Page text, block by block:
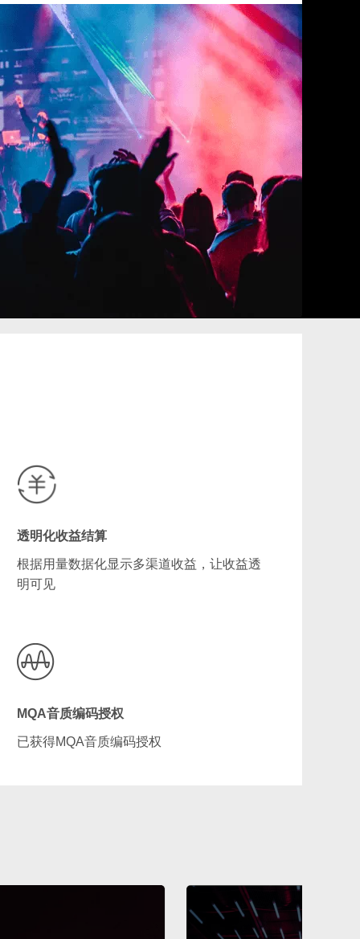
透明化收益结算
根据用量数据化显示多渠道收益，让收益透
明可见
MQA音质编码授权
已获得MQA音质编码授权